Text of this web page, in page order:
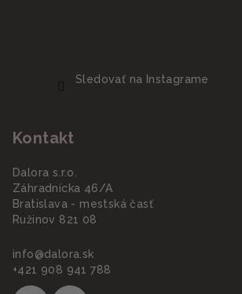
Sledovať na Instagrame
Kontakt
Dalora s.r.o.
Záhradnícka 46/A
Bratislava - mestská časť
Ružinov 821 08
info@dalora.sk
+421 908 941 788